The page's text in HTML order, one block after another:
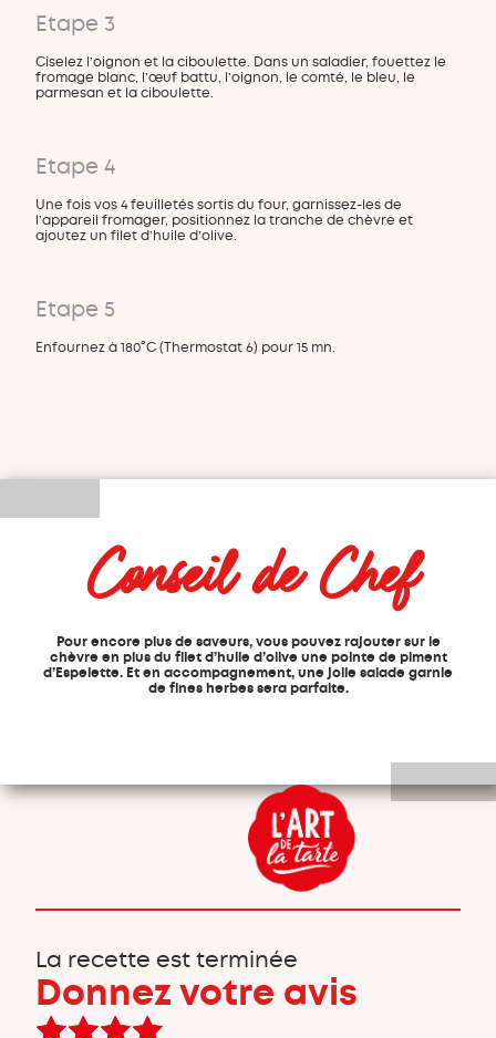
Etape 3
Ciselez l’oignon et la ciboulette. Dans un saladier, fouettez le
fromage blanc, l’œuf battu, l’oignon, le comté, le bleu, le
parmesan et la ciboulette.
Etape 4
Une fois vos 4 feuilletés sortis du four, garnissez-les de
l’appareil fromager, positionnez la tranche de chèvre et
ajoutez un filet d’huile d’olive.
Etape 5
Enfournez à 180°C (Thermostat 6) pour 15 mn.
Conseil de Chef
Pour encore plus de saveurs, vous pouvez rajouter sur le
chèvre en plus du filet d’huile d’olive une pointe de piment
d’Espelette. Et en accompagnement, une jolie salade garnie
de fines herbes sera parfaite.
La recette est terminée
Donnez votre avis